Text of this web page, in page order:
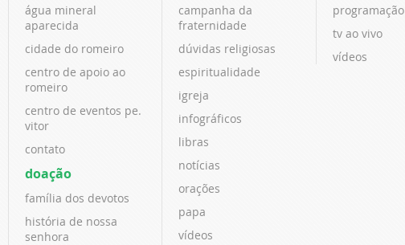
água mineral
aparecida
cidade do romeiro
centro de apoio ao
romeiro
centro de eventos pe.
vitor
contato
doação
família dos devotos
história de nossa
senhora
campanha da
fraternidade
dúvidas religiosas
espiritualidade
igreja
infográficos
libras
notícias
orações
papa
vídeos
programação
tv ao vivo
vídeos